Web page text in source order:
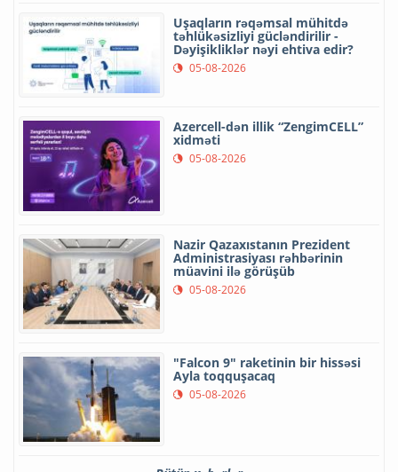
Uşaqların rəqəmsal mühitdə
təhlükəsizliyi gücləndirilir -
Dəyişikliklər nəyi ehtiva edir?
05-08-2026
Azercell-dən illik “ZengimCELL”
xidməti
05-08-2026
Nazir Qazaxıstanın Prezident
Administrasiyası rəhbərinin
müavini ilə görüşüb
05-08-2026
"Falcon 9" raketinin bir hissəsi
Ayla toqquşacaq
05-08-2026